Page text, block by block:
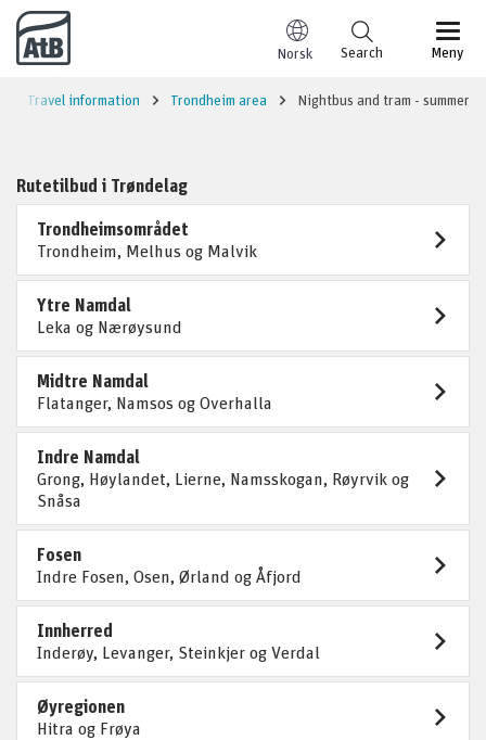
Go to content
Norsk Meny
Search
Travel information Trondheim area Nightbus and tram - summer
Rutetilbud i Trøndelag
Trondheimsområdet
Trondheim, Melhus og Malvik
Ytre Namdal
Leka og Nærøysund
Midtre Namdal
Flatanger, Namsos og Overhalla
Indre Namdal
Grong, Høylandet, Lierne, Namsskogan, Røyrvik og
Snåsa
Fosen
Indre Fosen, Osen, Ørland og Åfjord
Innherred
Inderøy, Levanger, Steinkjer og Verdal
Øyregionen
Hitra og Frøya